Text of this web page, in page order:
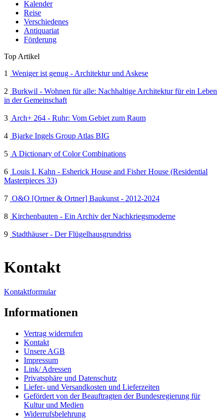
Kalender
Reise
Verschiedenes
Antiquariat
Förderung
Top Artikel
1
Weniger ist genug - Architektur und Askese
2 Burkwil - Wohnen für alle: Nachhaltige Architektur für ein Leben
in der Gemeinschaft
3 Arch+ 264 - Ruhr: Vom Gebiet zum Raum
4 Bjarke Ingels Group Atlas BIG
5 A Dictionary of Color Combinations
6 Louis I. Kahn - Esherick House and Fisher House (Residential
Masterpieces 33)
7 O&O [Ortner & Ortner] Baukunst - 2012-2024
8 Kirchenbauten - Ein Archiv der Nachkriegsmoderne
9 Stadthäuser - Der Flügelhausgrundriss
Kontakt
Kontaktformular
Informationen
Vertrag widerrufen
Kontakt
Unsere AGB
Impressum
Link/ Adressen
Privatsphäre und Datenschutz
Liefer- und Versandkosten und Lieferzeiten
Gefördert von der Beauftragten der Bundesregierung für
Kultur und Medien
Widerrufsbelehrung